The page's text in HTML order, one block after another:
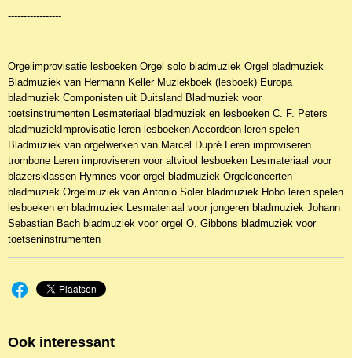
-----------------
Orgelimprovisatie lesboeken Orgel solo bladmuziek Orgel bladmuziek
Bladmuziek van Hermann Keller Muziekboek (lesboek) Europa
bladmuziek Componisten uit Duitsland Bladmuziek voor
toetsinstrumenten Lesmateriaal bladmuziek en lesboeken C. F. Peters
bladmuziekImprovisatie leren lesboeken Accordeon leren spelen
Bladmuziek van orgelwerken van Marcel Dupré Leren improviseren
trombone Leren improviseren voor altviool lesboeken Lesmateriaal voor
blazersklassen Hymnes voor orgel bladmuziek Orgelconcerten
bladmuziek Orgelmuziek van Antonio Soler bladmuziek Hobo leren spelen
lesboeken en bladmuziek Lesmateriaal voor jongeren bladmuziek Johann
Sebastian Bach bladmuziek voor orgel O. Gibbons bladmuziek voor
toetseninstrumenten
Ook interessant